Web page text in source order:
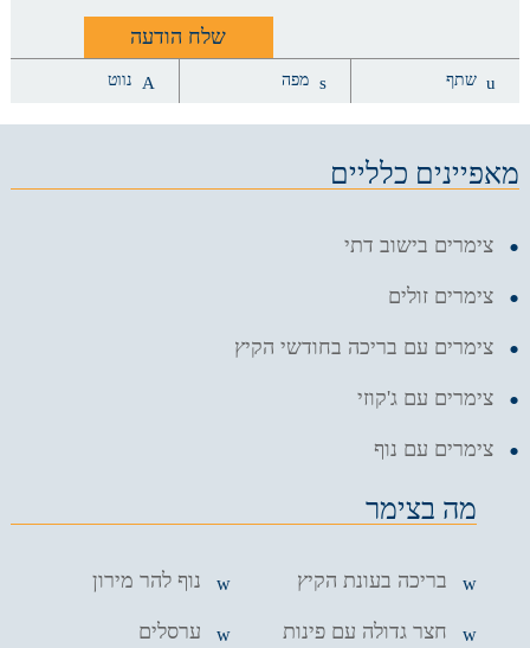
שתף מפה נווט
מאפיינים כלליים
צימרים בישוב דתי
צימרים זולים
צימרים עם בריכה בחודשי הקיץ
צימרים עם ג'קוזי
צימרים עם נוף
מה בצימר
חצר גדולה עם פינות